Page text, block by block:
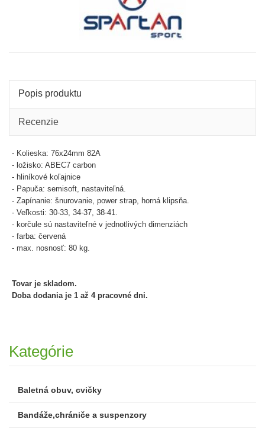
Popis produktu
Recenzie
- Kolieska: 76x24mm 82A
- ložisko: ABEC7 carbon
- hliníkové koľajnice
- Papuča: semisoft, nastaviteľná.
- Zapínanie: šnurovanie, power strap, horná klipsňa.
- Veľkosti: 30-33, 34-37, 38-41.
- korčule sú nastaviteľné v jednotlivých dimenziách
- farba: červená
- max. nosnosť: 80 kg.
Tovar je skladom.
Doba dodania je 1 až 4 pracovné dni.
Kategórie
Baletná obuv, cvičky
Bandáže,chrániče a suspenzory